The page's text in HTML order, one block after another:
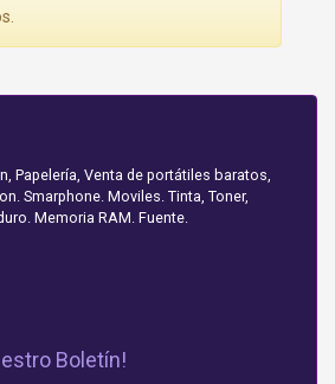
Papelería, Venta de portátiles baratos,
Smarphone. Moviles. Tinta, Toner,
Memoria RAM. Fuente.
Boletín!